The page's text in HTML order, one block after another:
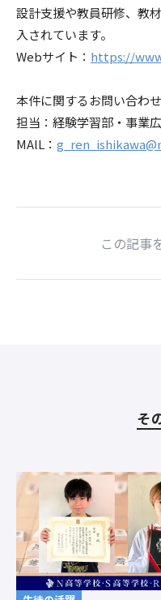
設計支援や教員研修、教
入されています。
Webサイト： https://
本件に関するお問い合わ
担当：経験学習部・事業
MAlL：
この記事
そ